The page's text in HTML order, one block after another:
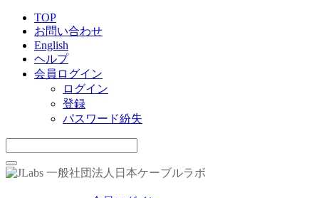
TOP
お問い合わせ
English
ヘルプ
会員ログイン
ログイン
登録
パスワード紛失
一般社団法人日本ケーブルラボ